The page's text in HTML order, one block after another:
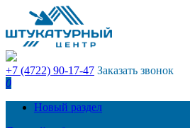
+7 (4722) 90-17-47 Заказать звонок
0
Новый раздел